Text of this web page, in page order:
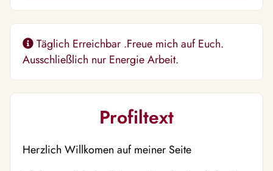
Täglich Erreichbar .Freue mich auf Euch.
Ausschließlich nur Energie Arbeit.
Profiltext
Herzlich Willkomen auf meiner Seite